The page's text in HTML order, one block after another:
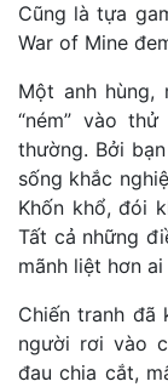
Cũng là tựa
War of Mine
Một anh hùng,
“ném” vào
thường. Bởi
sống khắc
Khốn khổ, đói
Tất cả những
mãnh liệt hơn ai
Chiến tranh đã
người rơi vào
đau chia cắt,